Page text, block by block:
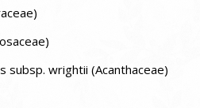
subsp. wrightii (Acanthaceae)